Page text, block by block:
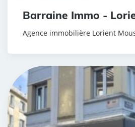
Barraine Immo -
Agence immobilière Lorient